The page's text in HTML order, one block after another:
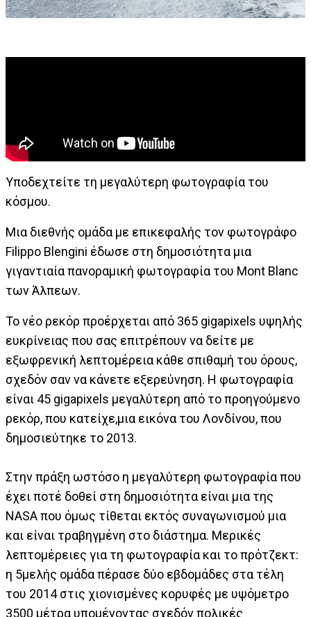
Υποδεχτείτε τη μεγαλύτερη φωτογραφία του
κόσμου.
Μια διεθνής ομάδα με επικεφαλής τον φωτογράφο
Filippo Blengini έδωσε στη δημοσιότητα μια
γιγαντιαία πανοραμική φωτογραφία του Mont Blanc
των Άλπεων.
Το νέο ρεκόρ προέρχεται από 365 gigapixels υψηλής
ευκρίνειας που σας επιτρέπουν να δείτε με
εξωφρενική λεπτομέρεια κάθε σπιθαμή του όρους,
σχεδόν σαν να κάνετε εξερεύνηση. Η φωτογραφία
είναι 45 gigapixels μεγαλύτερη από το προηγούμενο
ρεκόρ, που κατείχε,μια εικόνα του Λονδίνου, που
δημοσιεύτηκε το 2013.
Στην πράξη ωστόσο η μεγαλύτερη φωτογραφία που
έχει ποτέ δοθεί στη δημοσιότητα είναι μια της
ΝΑSA που όμως τίθεται εκτός συναγωνισμού μια
και είναι τραβηγμένη στο διάστημα. Μερικές
λεπτομέρειες για τη φωτογραφία και το πρότζεκτ:
η 5μελής ομάδα πέρασε δύο εβδομάδες στα τέλη
του 2014 στις χιονισμένες κορυφές με υψόμετρο
3500 μέτρα υπομένοντας σχεδόν πολικές